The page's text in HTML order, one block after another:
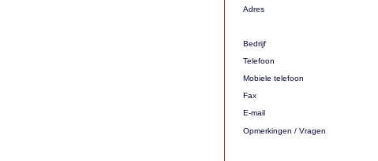
Adres
Bedrijf
Telefoon
Mobiele telefoon
Fax
E-mail
Opmerkingen / Vragen